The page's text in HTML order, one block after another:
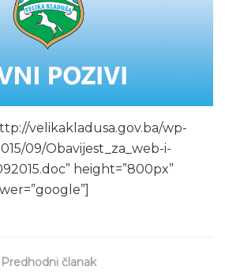
velikakladusa.gov.ba/wp-
09/Obavijest_za_web-i-
height=”800px”
Predhodni članak